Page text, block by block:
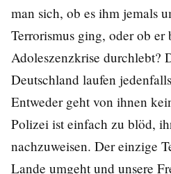
man sich, ob es ihm jemals
Terrorismus ging, oder ob
Adoleszenzkrise durchlebt?
Deutschland laufen
Entweder geht von ihnen
Polizei ist einfach zu blöd,
nachzuweisen. Der einzige
Lande umgeht und unsere